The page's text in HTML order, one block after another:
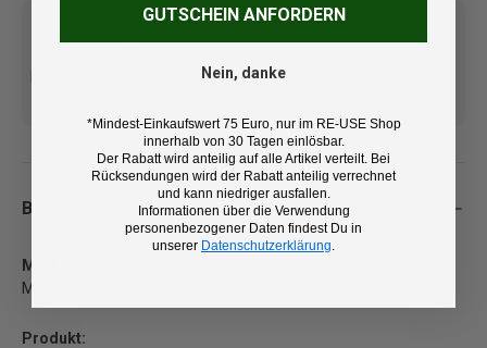
Kostenlose Lieferung ab 100
14 Tage Rückgaberecht und
Beschreibung
Marke:
Montura
Produkt:
GUTSCHEIN ANFORDERN
Nein, danke
*Mindest-Einkaufswert 75 Euro, nur im RE-USE Shop
innerhalb von 30 Tagen einlösbar.
Der Rabatt wird anteilig auf alle Artikel verteilt. Bei
Rücksendungen wird der Rabatt anteilig verrechnet
und kann niedriger ausfallen.
Informationen über die Verwendung
personenbezogener Daten findest Du in
unserer Datenschutzerklärung